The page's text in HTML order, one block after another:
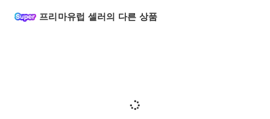
프리마유럽 셀러의 다른 상품